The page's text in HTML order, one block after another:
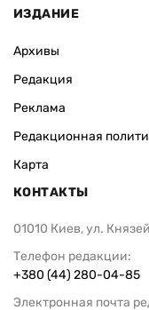
ИЗДАНИЕ
Архивы
Редакция
Реклама
Редакционная
Карта
КОНТАКТЫ
01010 Киев, ул.
Телефон редакции:
+380 (44) 280-04-85
Электронная почта